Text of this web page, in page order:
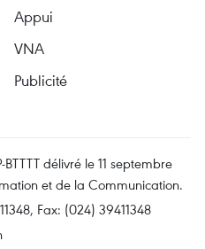
Appui
VNA
Publicité
délivré le 11 septembre
et de la Communication.
Fax: (024) 39411348